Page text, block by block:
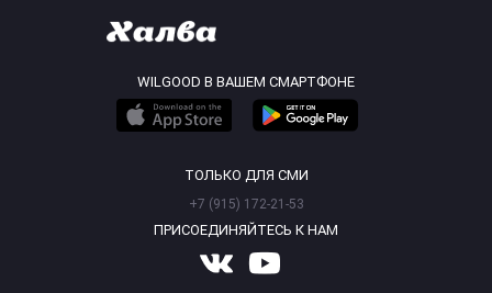
WILGOOD В ВАШЕМ СМАРТФОНЕ
ТОЛЬКО ДЛЯ СМИ
+7 (915) 172-21-53
ПРИСОЕДИНЯЙТЕСЬ К НАМ